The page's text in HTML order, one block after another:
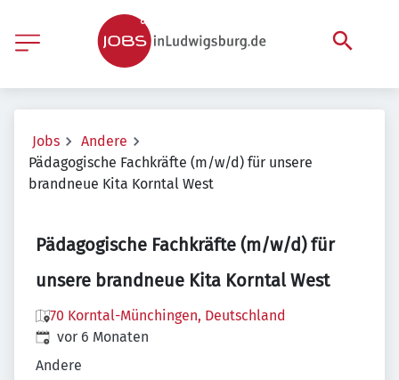
Jobs
Andere
Pädagogische Fachkräfte (m/w/d) für unsere
brandneue Kita Korntal West
Pädagogische Fachkräfte (m/w/d) für
unsere brandneue Kita Korntal West
70 Korntal-Münchingen, Deutschland
Veröffentlicht:
vor 6 Monaten
Andere